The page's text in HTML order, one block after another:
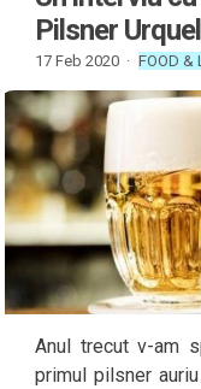
Pilsner Urquell
17 Feb 2020 · FOOD &
Anul trecut v-am
primul pilsner